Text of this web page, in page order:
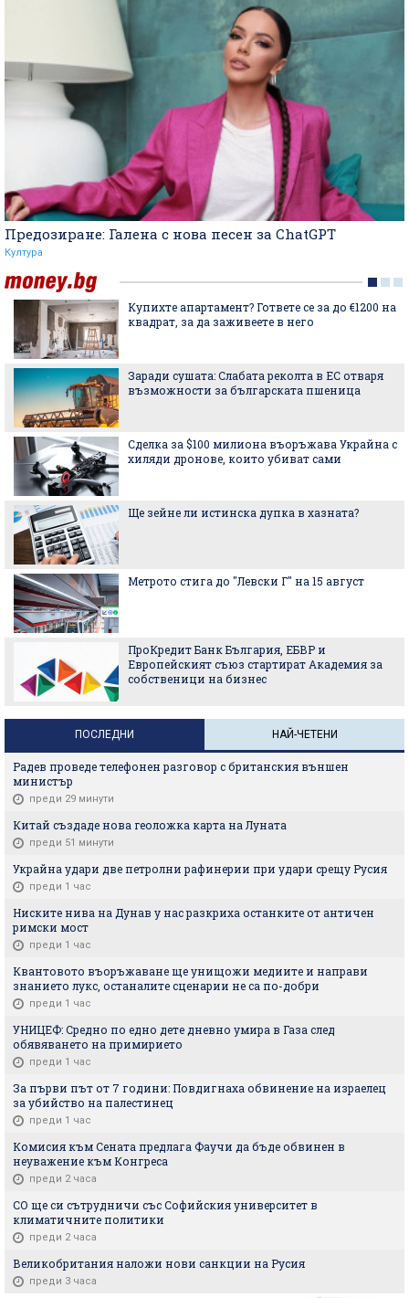
Предозиране: Галена с нова песен за ChatGPT
Култура
Купихте апартамент? Гответе се за до €1200 на
квадрат, за да заживеете в него
Заради сушата: Слабата реколта в ЕС отваря
възможности за българската пшеница
Сделка за $100 милиона въоръжава Украйна с
хиляди дронове, които убиват сами
Ще зейне ли истинска дупка в хазната?
Метрото стига до "Левски Г" на 15 август
ПроКредит Банк България, ЕБВР и
Европейският съюз стартират Академия за
собственици на бизнес
ПОСЛЕДНИ НАЙ-ЧЕТЕНИ
Радев проведе телефонен разговор с британския външен
министър
преди 29 минути
Китай създаде нова геоложка карта на Луната
преди 51 минути
Украйна удари две петролни рафинерии при удари срещу Русия
преди 1 час
Ниските нива на Дунав у нас разкриха останките от античен
римски мост
преди 1 час
Квантовото въоръжаване ще унищожи медиите и направи
знанието лукс, останалите сценарии не са по-добри
преди 1 час
УНИЦЕФ: Средно по едно дете дневно умира в Газа след
обявяването на примирието
преди 1 час
За първи път от 7 години: Повдигнаха обвинение на израелец
за убийство на палестинец
преди 1 час
Комисия към Сената предлага Фаучи да бъде обвинен в
неуважение към Конгреса
преди 2 часа
СО ще си сътрудничи със Софийския университет в
климатичните политики
преди 2 часа
Великобритания наложи нови санкции на Русия
преди 3 часа